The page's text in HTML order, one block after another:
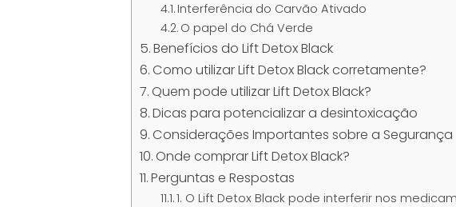
Interferência do Carvão Ativado
O papel do Chá Verde
Benefícios do Lift Detox Black
Como utilizar Lift Detox Black corretamente?
Quem pode utilizar Lift Detox Black?
Dicas para potencializar a desintoxicação
Considerações Importantes sobre a Segurança
Onde comprar Lift Detox Black?
Perguntas e Respostas
1. O Lift Detox Black pode interferir nos